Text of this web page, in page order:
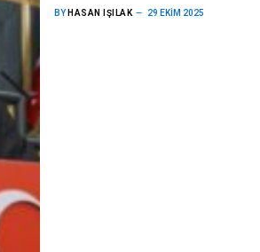
BY HASAN IŞILAK 29 EKIM 2025